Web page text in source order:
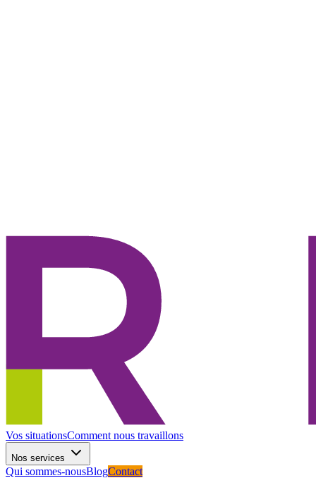
Vos situationsComment nous travaillons
Nos services
Qui sommes-nousBlogContact